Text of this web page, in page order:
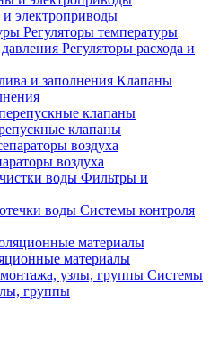
электроприводы
Регуляторы температуры
Регуляторы расхода и
Клапаны
клапаны
воздуха
Фильтры и
Системы контроля
материалы
Системы
группы